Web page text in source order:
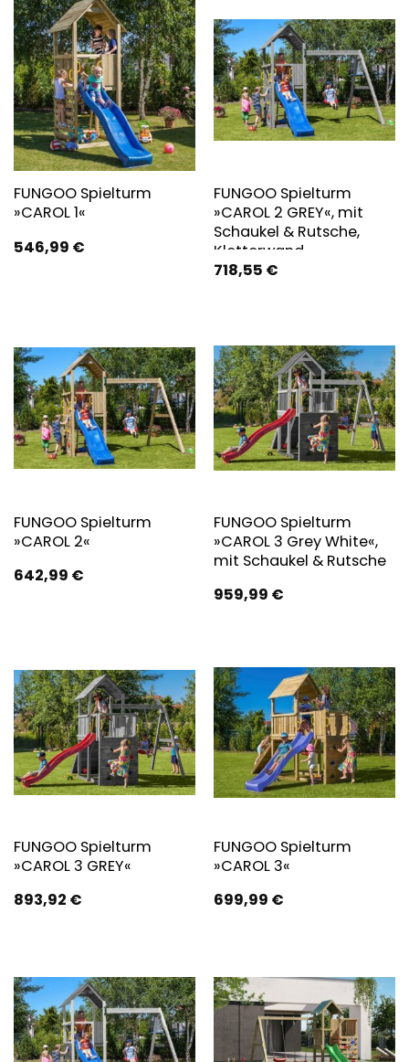
FUNGOO Spielturm
»CAROL 1«
546,99 €
FUNGOO Spielturm
»CAROL 2 GREY«, mit
Schaukel & Rutsche,
Kletterwand
718,55 €
FUNGOO Spielturm
»CAROL 2«
642,99 €
FUNGOO Spielturm
»CAROL 3 Grey White«,
mit Schaukel & Rutsche
959,99 €
FUNGOO Spielturm
»CAROL 3 GREY«
893,92 €
FUNGOO Spielturm
»CAROL 3«
699,99 €